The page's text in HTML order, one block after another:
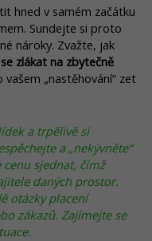
hned v samém začátku
Sundejte si proto
nároky. Zvažte, jak
zlákat na zbytečně
„nastěhování“ zet
a trpělivě si
a „nekývněte“
sjednat, čímž
daných prostor.
otázky placení
zákazů. Zajímejte se